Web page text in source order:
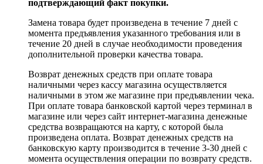
подтверждающий факт покупки.
Замена товара будет произведена в течение 7 дней с
момента предъявления указанного требования или в
течение 20 дней в случае необходимости проведения
дополнительной проверки качества товара.
Возврат денежных средств при оплате товара
наличными через кассу магазина осуществляется
наличными в этом же магазине при предъявлении чека.
При оплате товара банковской картой через терминал в
магазине или через сайт интернет-магазина денежные
средства возвращаются на карту, с которой была
произведена оплата. Возврат денежных средств на
банковскую карту производится в течение 3-30 дней с
момента осуществления операции по возврату средств.